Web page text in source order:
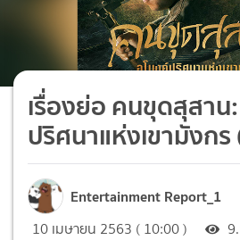
เรื่องย่อ คนขุดสุสาน
ปริศนาแห่งเขามังกร
Entertainment Report_1
10 เมษายน 2563 ( 10:00 )